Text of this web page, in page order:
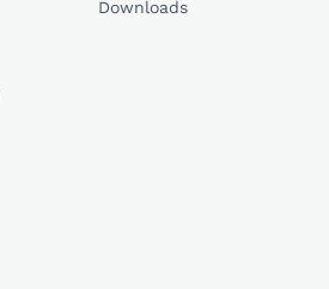
Downloads